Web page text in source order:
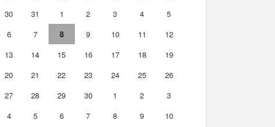
30
31 1 2 3 4
5
6
7 8 9 10 11
12
13
14 15 16 17 18
19
20
21 22 23 24 25
26
27
28 29 30 1 2
3
4
5 6 7 8 9 10